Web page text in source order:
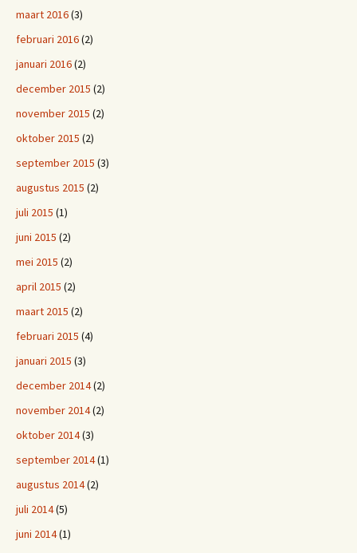
maart 2016(3)
februari 2016(2)
januari 2016(2)
december 2015 (2)
november 2015 (2)
oktober 2015 (2)
september 2015 (3)
augustus 2015 (2)
juli 2015 (1)
juni 2015 (2)
mei 2015 (2)
april 2015 (2)
maart 2015 (2)
februari 2015 (4)
januari 2015 (3)
december 2014(2)
november 2014(2)
oktober 2014(3)
september 2014(1)
augustus 2014(2)
juli 2014(5)
juni 2014(1)